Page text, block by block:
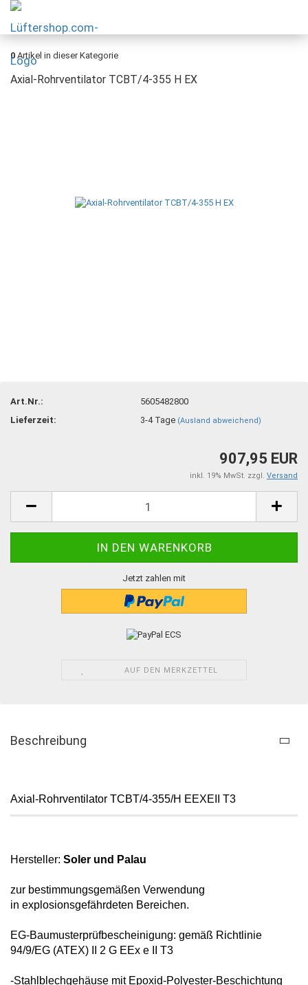
0 Artikel in dieser Kategorie
Axial-Rohrventilator TCBT/4-355 H EX
Art.Nr.:
5605482800
Lieferzeit:
3-4 Tage (Ausland abweichend)
907,95 EUR
inkl. 19% MwSt. zzgl. Versand
Jetzt zahlen mit
AUF DEN MERKZETTEL
Beschreibung
Axial-Rohrventilator TCBT/4-355/H EEXEII T3
Hersteller: Soler und Palau
zur bestimmungsgemäßen Verwendung
in explosionsgefährdeten Bereichen.
EG-Baumusterprüfbescheinigung: gemäß Richtlinie
94/9/EG (ATEX)
II 2 G EEx e II T3
-Stahlblechgehäuse mit Epoxid-Polyester-Beschichtung